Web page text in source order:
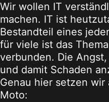
Wir wollen IT
machen. IT ist
Bestandteil eines
für viele ist das
verbunden. Die
und damit Schaden
Genau hier setzen wir
Moto: